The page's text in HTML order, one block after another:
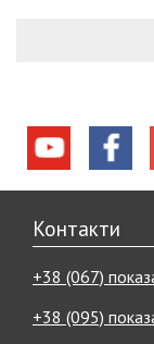
Контакти
+38 (067)
+38 (095)